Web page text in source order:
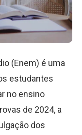
(Enem) é uma
estudantes
no ensino
de 2024, a
dos